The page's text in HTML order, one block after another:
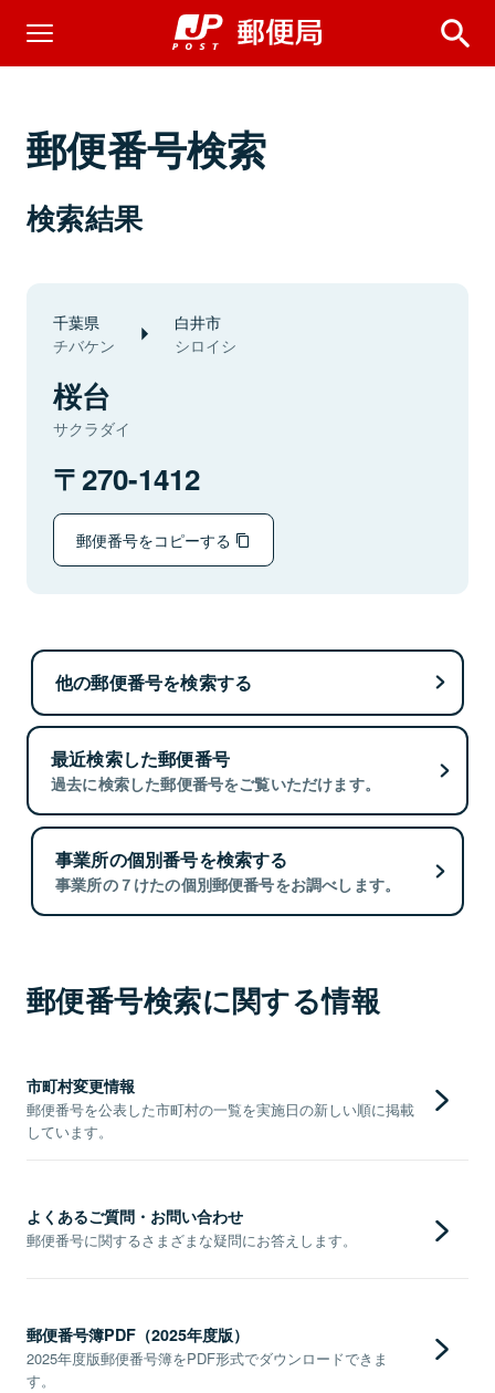
郵便番号検索
検索結果
千葉県
チバケン
白井市
シロイシ
桜台
サクラダイ
270-1412
郵便番号をコピーする
他の郵便番号を検索する
最近検索した郵便番号
過去に検索した郵便番号をご覧いただけます。
事業所の個別番号を検索する
事業所の７けたの個別郵便番号をお調べします。
郵便番号検索に関する情報
市町村変更情報
郵便番号を公表した市町村の一覧を実施日の新しい順に掲載
しています。
よくあるご質問・お問い合わせ
郵便番号に関するさまざまな疑問にお答えします。
郵便番号簿PDF（2025年度版）
2025年度版郵便番号簿をPDF形式でダウンロードできま
す。